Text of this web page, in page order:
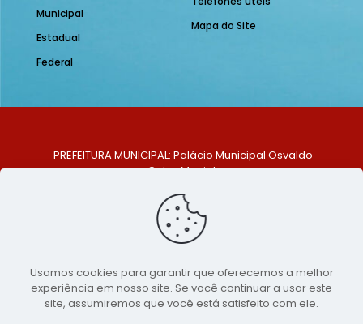
Municipal
Estadual
Federal
Mapa do Site
PREFEITURA MUNICIPAL: Palácio Municipal Osvaldo
Celso Maciel
Centro, São Bento do Una - PE. CEP: 553370-128
TELEFONE: (81) 99548-1569
E-MAIL: ouvidoria@saobentodouna.pe.gov.br
Copyright 2021-2026 - Assessoria de Comunicação da
Prefeitura de São Bento do Una - PE
Usamos cookies para garantir que oferecemos a melhor
experiência em nosso site. Se você continuar a usar este
site, assumiremos que você está satisfeito com ele.